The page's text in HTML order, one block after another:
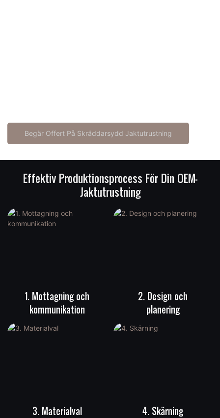
Begär Offert På Skräddarsydd Jaktutrustning
Effektiv Produktionsprocess För Din OEM-
Jaktutrustning
1. Mottagning och
kommunikation
2. Design och
planering
3. Materialval 4. Skärning